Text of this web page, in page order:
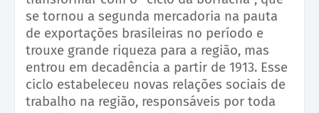
se tornou a segunda mercadoria na pauta
de exportações brasileiras no período e
trouxe grande riqueza para a região, mas
entrou em decadência a partir de 1913. Esse
ciclo estabeleceu novas relações sociais de
trabalho na região, responsáveis por toda